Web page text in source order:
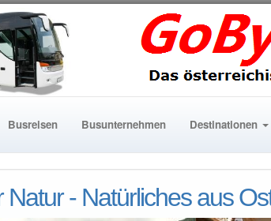
Busreisen Busunternehmen Destinationen
Natur - Natürliches aus